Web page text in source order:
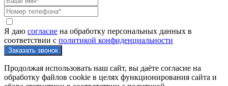
Я даю согласие на обработку персональных данных в
соответствии с политикой конфиденциальности
Продолжая использовать наш сайт, вы даёте согласие на
обработку файлов cookie в целях функционирования сайта и